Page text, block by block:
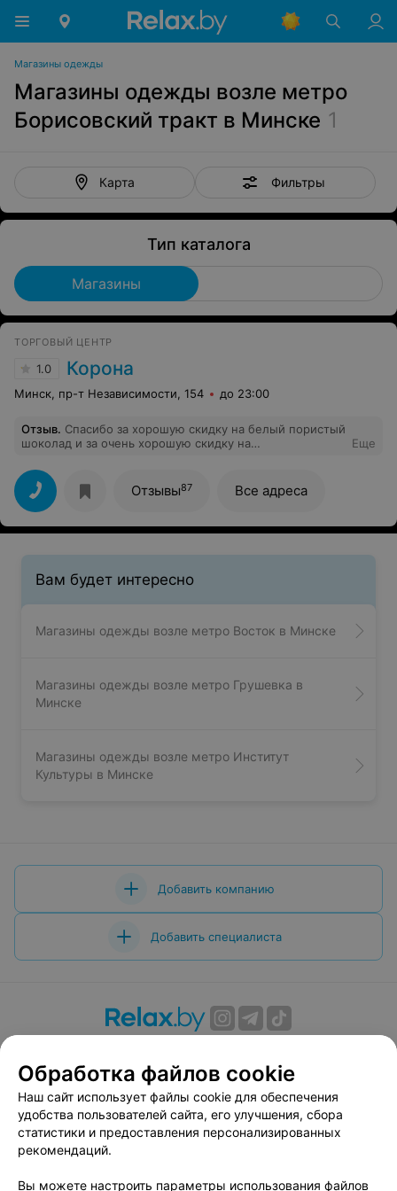
Магазины одежды
Магазины одежды возле метро
Борисовский тракт в Минске 1
Карта Фильтры
Тип каталога
Магазины
ТОРГОВЫЙ ЦЕНТР
1.0 Корона
Минск, пр-т Независимости, 154 до 23:00
Отзыв. Спасибо за хорошую скидку на белый пористый
шоколад и за очень хорошую скидку на
"филиал" на Гикало. Для местных теперь не надо
ездить.
Еще
Отзывы87 Все адреса
Вам будет интересно
Магазины одежды возле метро Восток в Минске
Магазины одежды возле метро Грушевка в
Минске
Магазины одежды возле метро Институт
Культуры в Минске
Добавить компанию
Добавить специалиста
Вакансии
Публичный договор
Способы оплаты
Публичный договор по использованию сервиса
«Афиша»
Пользовательское соглашение
Связаться по вопросам сотрудничества
Обработка файлов cookie
Наш сайт использует файлы cookie для обеспечения
удобства пользователей сайта, его улучшения, сбора
статистики и предоставления персонализированных
рекомендаций.
Вы можете настроить параметры использования файлов